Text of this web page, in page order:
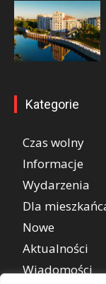
Kategorie
Czas wolny
Informacje
Wydarzenia
Dla
Nowe
Aktualności
Wiadomości